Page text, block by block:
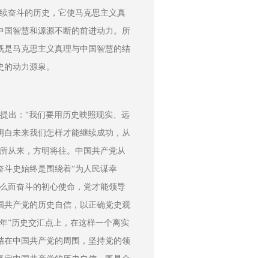
奋斗的历史，它使马克思主义真
智慧和源源不断的前进动力。所
马克思主义真理与中国智慧的结
动力源泉。
出：“我们要用历史映照现实、远
未来我们怎样才能继续成功，从
从来，方明将往。中国共产党从
史始终是围绕着“为人民谋幸
而奋斗的初心使命，党才能领导
产党的历史自信，以正确党史观
”历史交汇点上，在这样一个离实
中国共产党的周围，坚持党的领